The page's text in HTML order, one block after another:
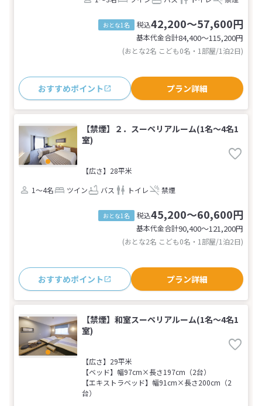
おとな1名 税込42,200～57,600円
基本代金合計84,400〜115,200円
(おとな2名 こども0名・1部屋/1泊2日)
おすすめポイント プラン詳細
【禁煙】２．スーペリアルーム(1名～4名1
室)
【広さ】28平米
1～4名
ツイン バス トイレ 禁煙
おとな1名 税込45,200～60,600円
基本代金合計90,400〜121,200円
(おとな2名 こども0名・1部屋/1泊2日)
おすすめポイント プラン詳細
【禁煙】和室スーペリアルーム(1名～4名1
室)
【広さ】29平米
【ベッド】幅97cm×長さ197cm（2台）
【エキストラベッド】幅91cm×長さ200cm（2
台）